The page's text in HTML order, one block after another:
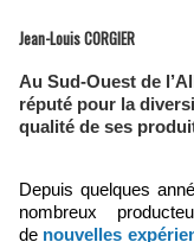
Jean-Louis CORGIER
Au Sud-Ouest de
réputé pour la
qualité de ses
Depuis quelques années, c'est avec plaisir et passion que de
nombreux
de nouvelles